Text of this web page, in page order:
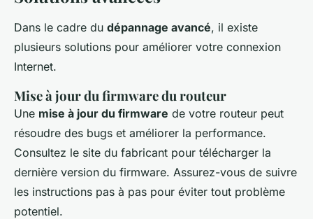
Dans le cadre du dépannage avancé, il existe
plusieurs solutions pour améliorer votre connexion
Internet.
Mise à jour du firmware du routeur
Une mise à jour du firmware de votre routeur peut
résoudre des bugs et améliorer la performance.
Consultez le site du fabricant pour télécharger la
dernière version du firmware. Assurez-vous de suivre
les instructions pas à pas pour éviter tout problème
potentiel.